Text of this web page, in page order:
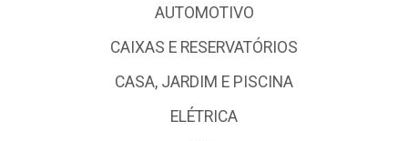
AUTOMOTIVO
CAIXAS E RESERVATÓRIOS
CASA, JARDIM E PISCINA
ELÉTRICA